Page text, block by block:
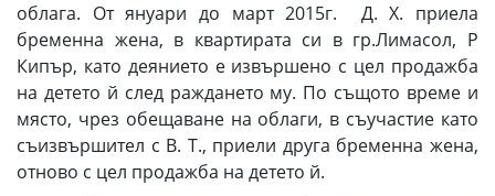
облага. От януари до март 2015г. Д. Х. приела
бременна жена, в квартирата си в гр.Лимасол, Р
Кипър, като деянието е извършено с цел продажба
на детето й след раждането му. По същото време и
място, чрез обещаване на облаги, в съучастие като
съизвършител с В. Т., приели друга бременна жена,
отново с цел продажба на детето й.